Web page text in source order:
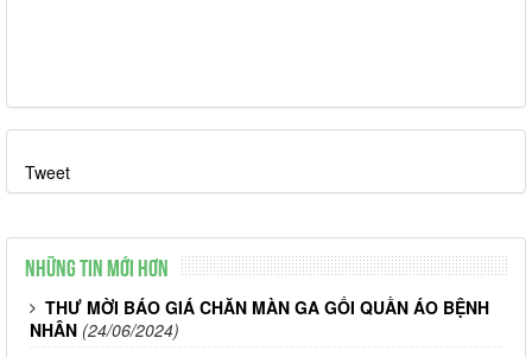
Tweet
Những tin mới hơn
THƯ MỜI BÁO GIÁ CHĂN MÀN GA GỐI QUẦN ÁO BỆNH
NHÂN (24/06/2024)